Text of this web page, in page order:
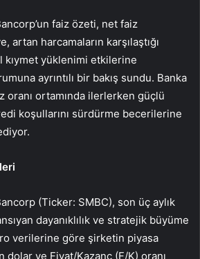
faiz özeti, net faiz
artan harcamaların karşılaştığı
kıymet yüklenimi etkilerine
ayrıntılı bir bakış sundu. Banka
oranı ortamında ilerlerken güçlü
koşullarını sürdürme becerilerine
(Ticker: SMBC), son üç aylık
dayanıklılık ve stratejik büyüme
verilerine göre şirketin piyasa
ve Fiyat/Kazanç (F/K) oranı